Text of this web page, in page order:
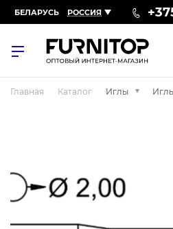
БЕЛАРУСЬ РОССИЯ
Главная Каталог Иглы